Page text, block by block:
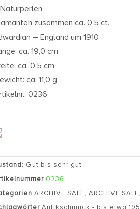
zusammen ca. 0,5 ct.
– England um 1910
ca. 19,0 cm
ca. 0,5 cm
ca. 11,0 g
0236
Gut bis sehr gut
0236
ARCHIVE SALE,ARCHIVE SALE